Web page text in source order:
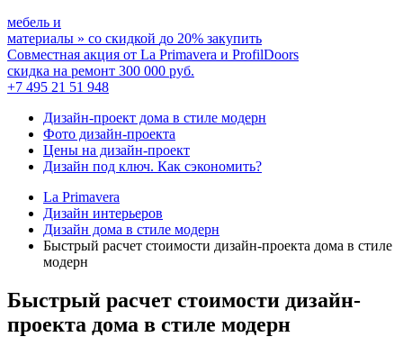
мебель и
материалы » со скидкой до 20% закупить
Совместная акция от La Primavera и ProfilDoors
скидка на ремонт 300 000 руб.
+7 495 21 51 948
Дизайн-проект дома в стиле модерн
Фото дизайн-проекта
Цены на дизайн-проект
Дизайн под ключ. Как сэкономить?
La Primavera
Дизайн интерьеров
Дизайн дома в стиле модерн
Быстрый расчет стоимости дизайн-проекта дома в стиле
модерн
Быстрый расчет стоимости дизайн-
проекта дома в стиле модерн